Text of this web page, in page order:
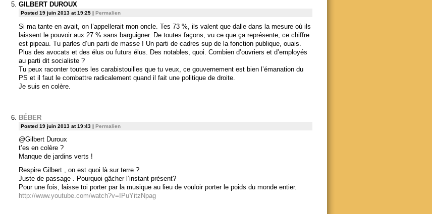
GILBERT DUROUX
Posted 19 juin 2013 at 19:25 Permalien
Si ma tante en avait, on l’appellerait mon oncle. Tes 73 %, ils valent que dalle dans la mesure où ils
laissent le pouvoir aux 27 % sans barguigner. De toutes façons, vu ce que ça représente, ce chiffre
est pipeau. Tu parles d’un parti de masse ! Un parti de cadres sup de la fonction publique, ouais.
Plus des avocats et des élus ou futurs élus. Des notables, quoi. Combien d’ouvriers et d’employés
au parti dit socialiste ?
Tu peux raconter toutes les carabistouilles que tu veux, ce gouvernement est bien l’émanation du
PS et il faut le combattre radicalement quand il fait une politique de droite.
Je suis en colère.
BÉBER
Posted 19 juin 2013 at 19:43 | Permalien
@Gilbert Duroux
t’es en colère ?
Manque de jardins verts !
Respire Gilbert , on est quoi là sur terre ?
Juste de passage . Pourquoi gâcher l’instant présent?
Pour une fois, laisse toi porter par la musique au lieu de vouloir porter le poids du monde entier.
http://www.youtube.com/watch?v=IPuYitzNpag